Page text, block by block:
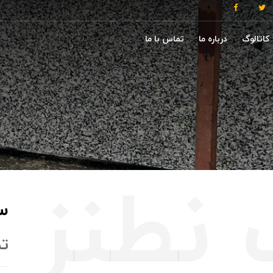
کاتالوگ درباره ما تماس با ما